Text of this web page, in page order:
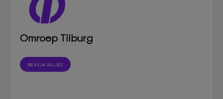
Omroep Tilburg
BEKIJK ALLES